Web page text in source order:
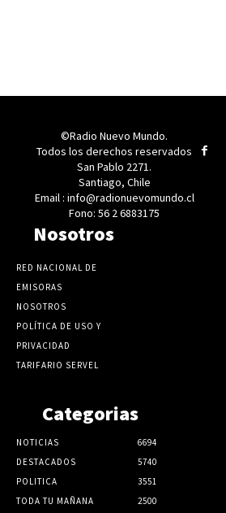
©Radio Nuevo Mundo.
Todos los derechos reservados
San Pablo 2271.
Santiago, Chile
Email : info@radionuevomundo.cl
Fono: 56 2 6883175
Nosotros
RED NACIONAL DE
EMISORAS
NOSOTROS
POLÍTICA DE USO Y
PRIVACIDAD
TARIFARIO SERVEL
Categorias
NOTICIAS
6694
DESTACADOS
5740
POLITICA
3551
TODA TU MAÑANA
2500